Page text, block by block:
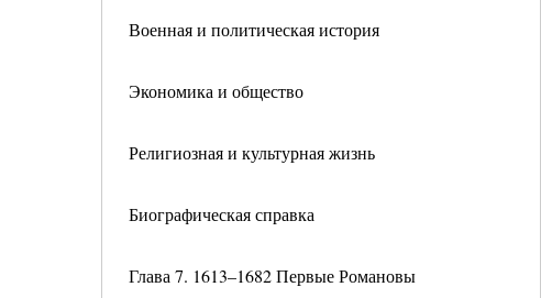
Военная и политическая история
Экономика и общество
Религиозная и культурная жизнь
Биографическая справка
Глава 7. 1613–1682 Первые Романовы